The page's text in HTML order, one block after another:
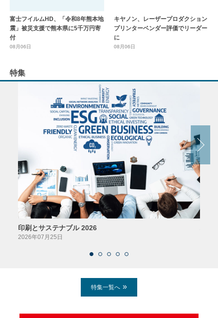
富士フイルムHD、「令和8年熊本地
震」被災支援で熊本県に5千万円寄
付
08月06日
キヤノン、レーザープロダクション
プリンターベンダー評価でリーダー
に
08月06日
特集
印刷とサステナブル 2026
2026年07月25日
特集一覧へ